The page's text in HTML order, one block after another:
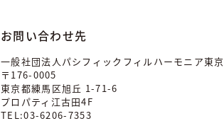
お問い合わせ先
一般社団法人パシフィックフィルハーモニア東京
〒176-0005
東京都練馬区旭丘 1-71-6
プロパティ江古田4F
TEL:03-6206-7353